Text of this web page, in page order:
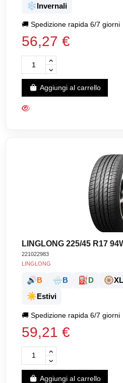
❄️Invernali
🚚Spedizione rapida 6/7 giorni
56,27 €
Aggiungi al carrello
LINGLONG 225/45 R17
221022983
LINGLONG
🔊B 🌧️B ⛽D 🛞
☀️Estivi
🚚Spedizione rapida 6/7 giorni
59,21 €
Aggiungi al carrello